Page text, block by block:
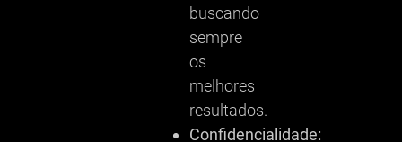
buscando
sempre
os
melhores
resultados.
Confidencialidade: